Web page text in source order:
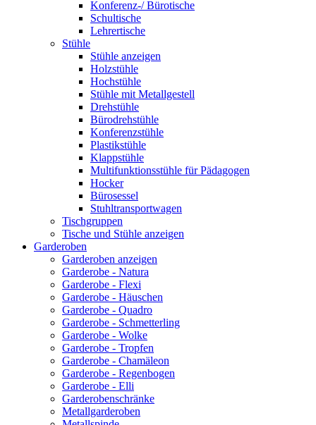
Konferenz-/ Bürotische
Schultische
Lehrertische
Stühle
Stühle anzeigen
Holzstühle
Hochstühle
Stühle mit Metallgestell
Drehstühle
Bürodrehstühle
Konferenzstühle
Plastikstühle
Klappstühle
Multifunktionsstühle für Pädagogen
Hocker
Bürosessel
Stuhltransportwagen
Tischgruppen
Tische und Stühle anzeigen
Garderoben
Garderoben anzeigen
Garderobe - Natura
Garderobe - Flexi
Garderobe - Häuschen
Garderobe - Quadro
Garderobe - Schmetterling
Garderobe - Wolke
Garderobe - Tropfen
Garderobe - Chamäleon
Garderobe - Regenbogen
Garderobe - Elli
Garderobenschränke
Metallgarderoben